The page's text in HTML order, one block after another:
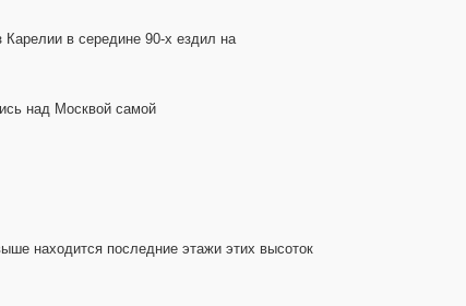
в середине 90-х ездил на
над Москвой самой
находится последние этажи этих высоток